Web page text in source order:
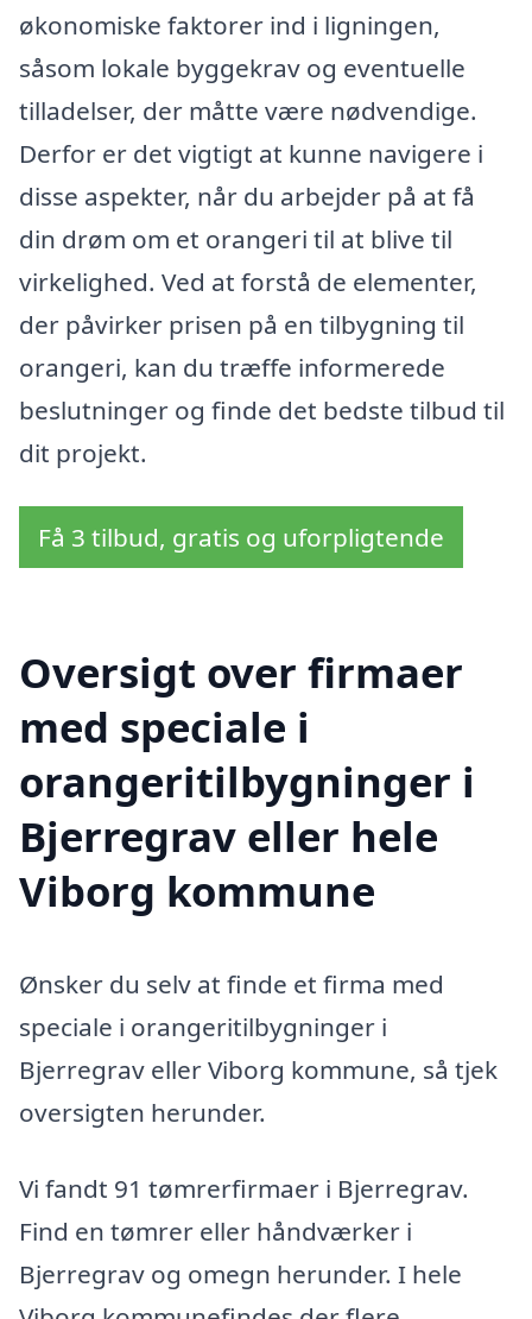
økonomiske faktorer ind i ligningen,
såsom lokale byggekrav og eventuelle
tilladelser, der måtte være nødvendige.
Derfor er det vigtigt at kunne navigere i
disse aspekter, når du arbejder på at få
din drøm om et orangeri til at blive til
virkelighed. Ved at forstå de elementer,
der påvirker prisen på en tilbygning til
orangeri, kan du træffe informerede
beslutninger og finde det bedste tilbud til
dit projekt.
Få 3 tilbud, gratis og uforpligtende
Oversigt over firmaer
med speciale i
orangeritilbygninger i
Bjerregrav eller hele
Viborg kommune
Ønsker du selv at finde et firma med
speciale i orangeritilbygninger i
Bjerregrav eller Viborg kommune, så tjek
oversigten herunder.
Vi fandt 91 tømrerfirmaer i Bjerregrav.
Find en tømrer eller håndværker i
Bjerregrav og omegn herunder. I hele